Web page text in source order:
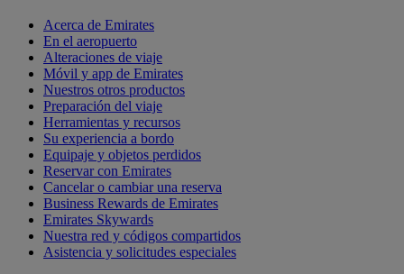
Acerca de Emirates
En el aeropuerto
Alteraciones de viaje
Móvil y app de Emirates
Nuestros otros productos
Preparación del viaje
Herramientas y recursos
Su experiencia a bordo
Equipaje y objetos perdidos
Reservar con Emirates
Cancelar o cambiar una reserva
Business Rewards de Emirates
Emirates Skywards
Nuestra red y códigos compartidos
Asistencia y solicitudes especiales